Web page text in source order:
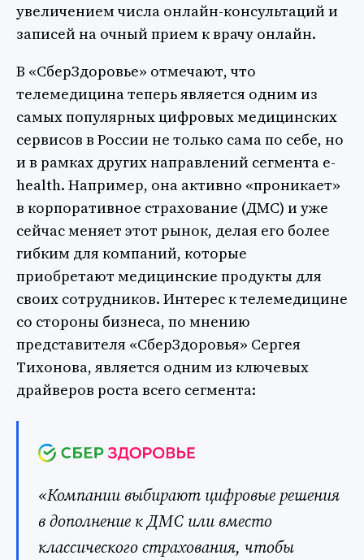
увеличением числа онлайн-консультаций и
записей на очный прием к врачу онлайн.
В «СберЗдоровье» отмечают, что
телемедицина теперь является одним из
самых популярных цифровых медицинских
сервисов в России не только сама по себе, но
и в рамках других направлений сегмента e-
health. Например, она активно «проникает»
в корпоративное страхование (ДМС) и уже
сейчас меняет этот рынок, делая его более
гибким для компаний, которые
приобретают медицинские продукты для
своих сотрудников. Интерес к телемедицине
со стороны бизнеса, по мнению
представителя «СберЗдоровья» Сергея
Тихонова, является одним из ключевых
драйверов роста всего сегмента:
«Компании выбирают цифровые решения
в дополнение к ДМС или вместо
классического страхования, чтобы